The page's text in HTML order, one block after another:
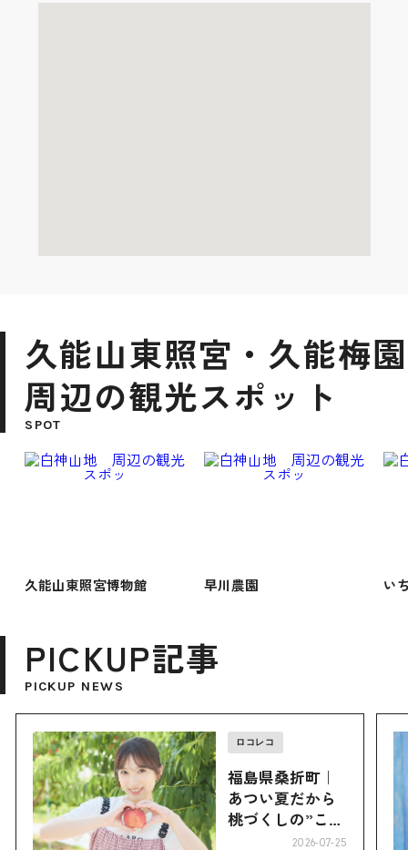
久能山東照宮・久能梅園
周辺の観光スポット
SPOT
久能山東照宮博物館 早川農園 い
PICKUP記事
PICKUP NEWS
ロコレコ
福島県桑折町｜
あつい夏だから
桃づくしの”こお
2026-07-25